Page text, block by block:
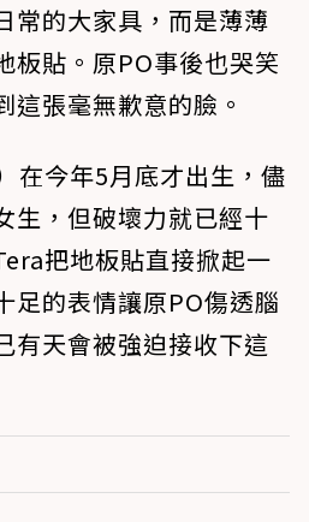
常的大家具，而是薄薄
板貼。原PO事後也哭笑
這張毫無歉意的臉。
在今年5月底才出生，儘
生，但破壞力就已經十
把地板貼直接掀起一
足的表情讓原PO傷透腦
有天會被強迫接收下這